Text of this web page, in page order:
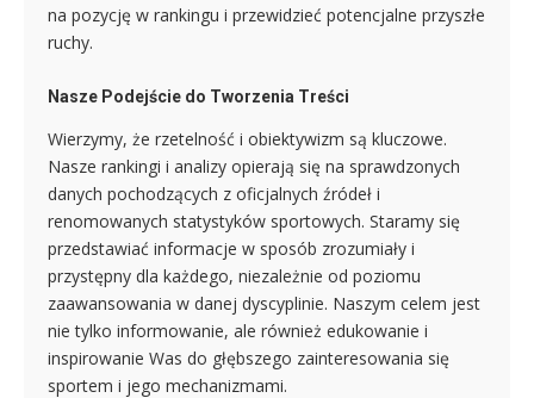
na pozycję w rankingu i przewidzieć potencjalne przyszłe
ruchy.
Nasze Podejście do Tworzenia Treści
Wierzymy, że rzetelność i obiektywizm są kluczowe.
Nasze rankingi i analizy opierają się na sprawdzonych
danych pochodzących z oficjalnych źródeł i
renomowanych statystyków sportowych. Staramy się
przedstawiać informacje w sposób zrozumiały i
przystępny dla każdego, niezależnie od poziomu
zaawansowania w danej dyscyplinie. Naszym celem jest
nie tylko informowanie, ale również edukowanie i
inspirowanie Was do głębszego zainteresowania się
sportem i jego mechanizmami.